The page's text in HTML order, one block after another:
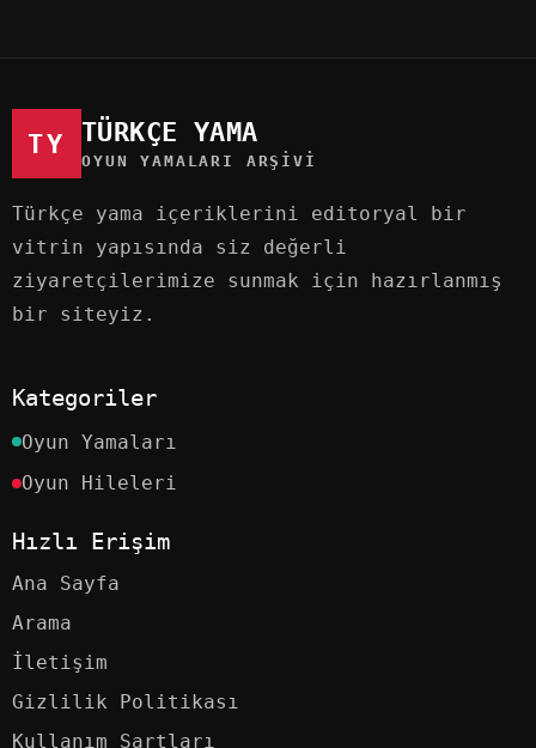
TY TÜRKÇE YAMA
OYUN YAMALARI ARŞIVI
Türkçe yama içeriklerini editoryal bir
vitrin yapısında siz değerli
ziyaretçilerimize sunmak için hazırlanmış
bir siteyiz.
Kategoriler
Oyun Yamaları
Oyun Hileleri
Hızlı Erişim
Ana Sayfa
Arama
İletişim
Gizlilik Politikası
Kullanım Şartları